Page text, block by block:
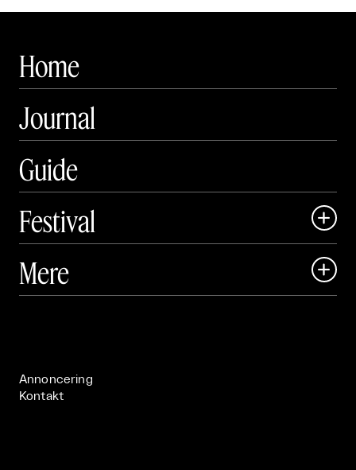
Home
Journal
Guide
Festival

 Art Matter Festival
Mere 
Annoncering
Kontakt